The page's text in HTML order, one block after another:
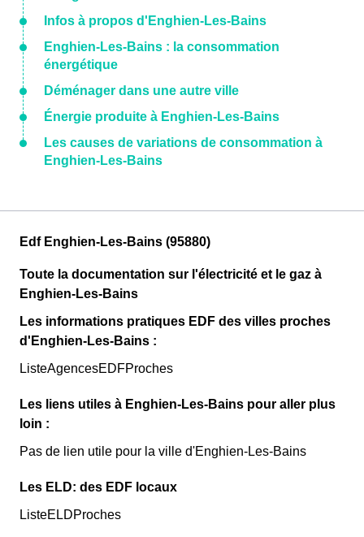
Infos à propos d'Enghien-Les-Bains
Enghien-Les-Bains : la consommation
énergétique
Déménager dans une autre ville
Énergie produite à Enghien-Les-Bains
Les causes de variations de consommation à
Enghien-Les-Bains
Edf Enghien-Les-Bains (95880)
Toute la documentation sur l'électricité et le gaz à
Enghien-Les-Bains
Les informations pratiques EDF des villes proches
d'Enghien-Les-Bains :
ListeAgencesEDFProches
Les liens utiles à Enghien-Les-Bains pour aller plus
loin :
Pas de lien utile pour la ville d'Enghien-Les-Bains
Les ELD: des EDF locaux
ListeELDProches